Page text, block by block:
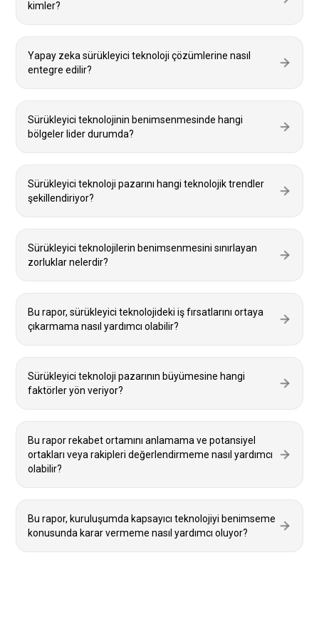
kimler?
Yapay zeka sürükleyici teknoloji çözümlerine nasıl
entegre edilir?
Sürükleyici teknolojinin benimsenmesinde hangi
bölgeler lider durumda?
Sürükleyici teknoloji pazarını hangi teknolojik trendler
şekillendiriyor?
Sürükleyici teknolojilerin benimsenmesini sınırlayan
zorluklar nelerdir?
Bu rapor, sürükleyici teknolojideki iş fırsatlarını ortaya
çıkarmama nasıl yardımcı olabilir?
Sürükleyici teknoloji pazarının büyümesine hangi
faktörler yön veriyor?
Bu rapor rekabet ortamını anlamama ve potansiyel
ortakları veya rakipleri değerlendirmeme nasıl yardımcı
olabilir?
Bu rapor, kuruluşumda kapsayıcı teknolojiyi benimseme
konusunda karar vermeme nasıl yardımcı oluyor?